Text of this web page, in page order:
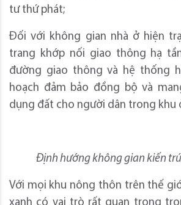
tư thứ phát;
Đối với không gian nhà ở hiện
trang khớp nối giao thông hạ
đường giao thông và hệ thống
hoạch đảm bảo đồng bộ và
dụng đất cho người dân trong khu
Định hướng không gian kiến
Với mọi khu nông thôn trên thế